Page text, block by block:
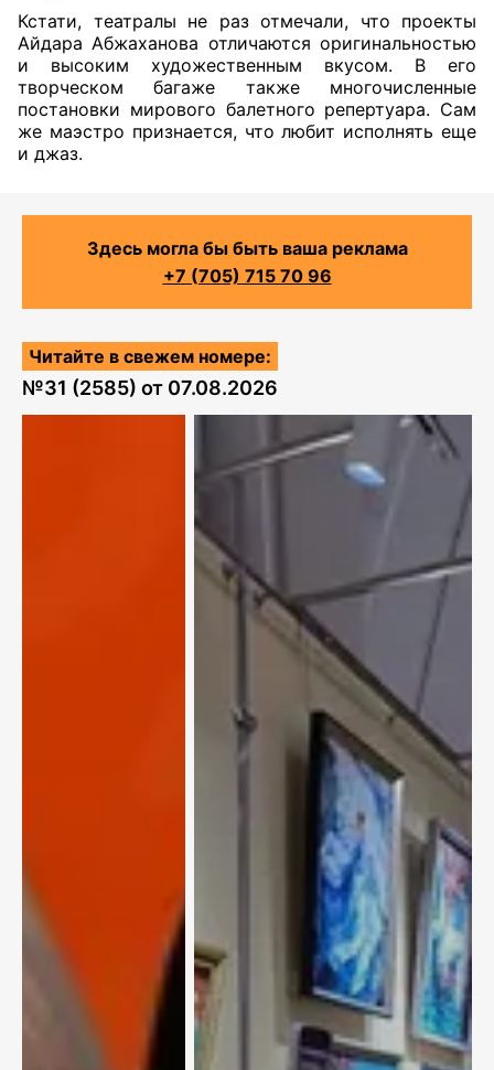
Кстати, театралы не раз отмечали, что проекты
Айдара Абжаханова отличаются оригинальностью
и высоким художественным вкусом. В его
творческом багаже также многочисленные
постановки мирового балетного репертуара. Сам
же маэстро признается, что любит исполнять еще
и джаз.
Здесь могла бы быть ваша реклама
+7 (705) 715 70 96
Читайте в свежем номере:
№31 (2585) от 07.08.2026